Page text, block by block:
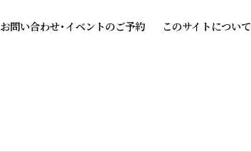
お問い合わせ・イベントのご予約 このサイトについて